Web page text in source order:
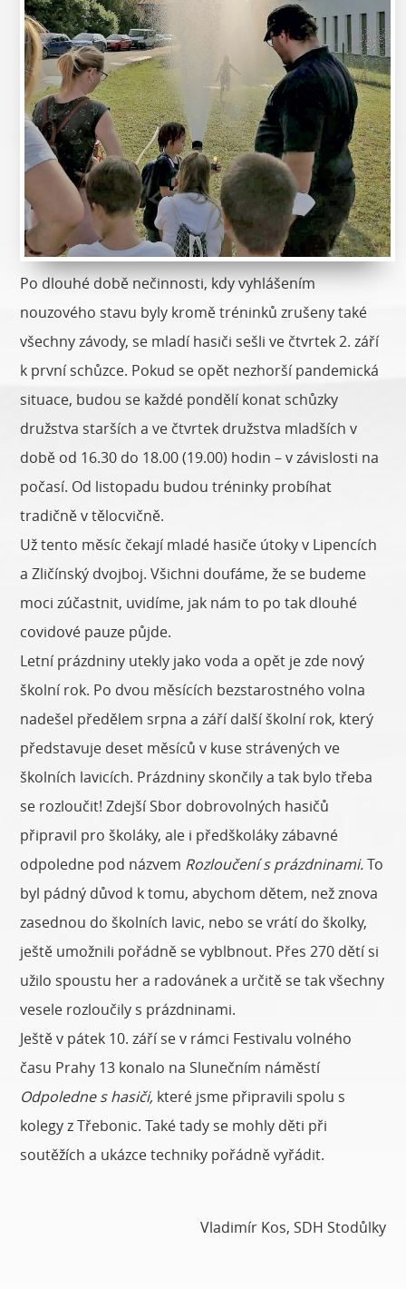
Po dlouhé době nečinnosti, kdy vyhlášením
nouzového stavu byly kromě tréninků zrušeny také
všechny závody, se mladí hasiči sešli ve čtvrtek 2. září
k první schůzce. Pokud se opět nezhorší pandemická
situace, budou se každé pondělí konat schůzky
družstva starších a ve čtvrtek družstva mladších v
době od 16.30 do 18.00 (19.00) hodin – v závislosti na
počasí. Od listopadu budou tréninky probíhat
tradičně v tělocvičně.
Už tento měsíc čekají mladé hasiče útoky v Lipencích
a Zličínský dvojboj. Všichni doufáme, že se budeme
moci zúčastnit, uvidíme, jak nám to po tak dlouhé
covidové pauze půjde.
Letní prázdniny utekly jako voda a opět je zde nový
školní rok. Po dvou měsících bezstarostného volna
nadešel předělem srpna a září další školní rok, který
představuje deset měsíců v kuse strávených ve
školních lavicích. Prázdniny skončily a tak bylo třeba
se rozloučit! Zdejší Sbor dobrovolných hasičů
připravil pro školáky, ale i předškoláky zábavné
odpoledne pod názvem Rozloučení s prázdninami.To
byl pádný důvod k tomu, abychom dětem, než znova
zasednou do školních lavic, nebo se vrátí do školky,
ještě umožnili pořádně se vyblbnout. Přes 270 dětí si
užilo spoustu her a radovánek a určitě se tak všechny
vesele rozloučily s prázdninami.
Ještě v pátek 10. září se v rámci Festivalu volného
času Prahy 13 konalo na Slunečním náměstí
Odpoledne s hasiči, které jsme připravili spolu s
kolegy z Třebonic. Také tady se mohly děti při
soutěžích a ukázce techniky pořádně vyřádit.
Vladimír Kos, SDH Stodůlky